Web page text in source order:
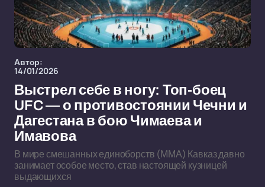
Автор:
14/01/2026
Выстрел себе в ногу: Топ-боец
UFC — о противостоянии Чечни и
Дагестана в бою Чимаева и
Имавова
В мире смешанных единоборств (ММА) Кавказ давно
занимает особое место, став настоящей кузницей
выдающихся